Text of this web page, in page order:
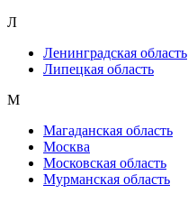
Л
Ленинградская область
Липецкая область
М
Магаданская область
Москва
Московская область
Мурманская область